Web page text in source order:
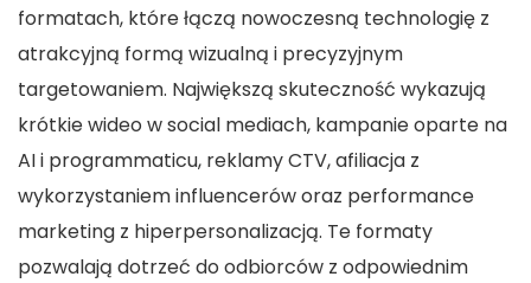
formatach, które łączą nowoczesną technologię z
atrakcyjną formą wizualną i precyzyjnym
targetowaniem. Największą skuteczność wykazują
krótkie wideo w social mediach, kampanie oparte na
AI i programmaticu, reklamy CTV, afiliacja z
wykorzystaniem influencerów oraz performance
marketing z hiperpersonalizacją. Te formaty
pozwalają dotrzeć do odbiorców z odpowiednim